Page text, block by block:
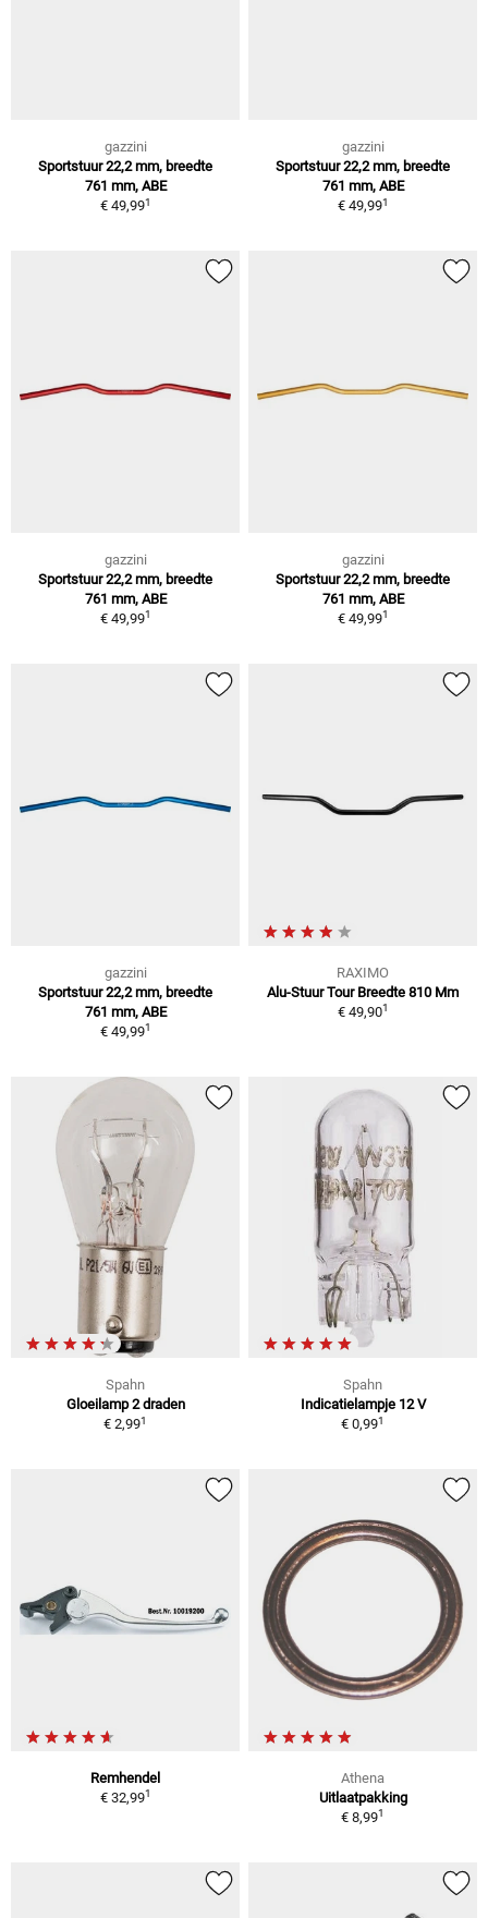
gazzini
Sportstuur 22,2 mm, breedte
761 mm, ABE
€ 49,991
gazzini
Sportstuur 22,2 mm, breedte
761 mm, ABE
€ 49,991
gazzini
Sportstuur 22,2 mm, breedte
761 mm, ABE
€ 49,991
gazzini
Sportstuur 22,2 mm, breedte
761 mm, ABE
€ 49,991
gazzini
Sportstuur 22,2 mm, breedte
761 mm, ABE
€ 49,991
RAXIMO
Alu-Stuur Tour Breedte 810 Mm
€ 49,901
Spahn
Gloeilamp 2 draden
€ 2,991
Spahn
Indicatielampje 12 V
€ 0,991
Remhendel
€ 32,991
Athena
Uitlaatpakking
€ 8,991